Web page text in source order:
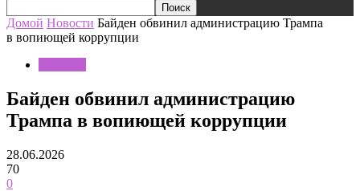
Домой Новости Байден обвинил администрацию Трампа
в вопиющей коррупции
Байден обвинил администрацию
Трампа в вопиющей коррупции
28.06.2026
70
0